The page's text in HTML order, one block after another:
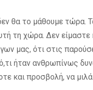
θα το μάθουμε τώρα.
τη χώρα. Δεν είμαστε
μας, ότι στις
ήταν ανθρωπίνως
και προσβολή, να